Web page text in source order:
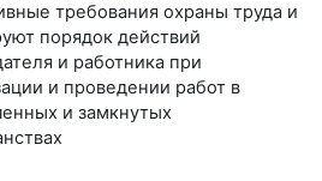
требования охраны труда и
порядок действий
и работника при
и проведении работ в
и замкнутых